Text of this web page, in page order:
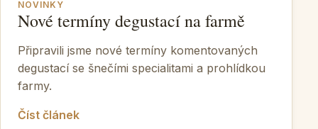
NOVINKY
Nové termíny degustací na farmě
Připravili jsme nové termíny komentovaných
degustací se šnečími specialitami a prohlídkou
farmy.
Číst článek